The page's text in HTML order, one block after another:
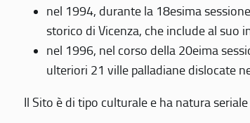
nel 1994, durante la 18esima
storico di Vicenza, che include al suo
nel 1996, nel corso della 20eima
ulteriori 21 ville palladiane dislocate
Il Sito è di tipo culturale e ha natura